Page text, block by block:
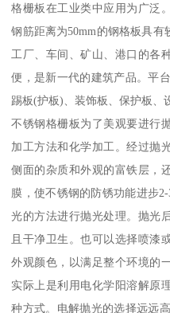
格栅板在工业类中应用为广泛
钢筋距离为50mm的钢格板具
工厂、车间、矿山、港口的各
便，是新一代的建筑产品。平
踢板(护板)、装饰板、保护板、
不锈钢格栅板为了美观要进行
加工方法和化学加工。经过抛
侧面的杂质和外观的富铁层，
膜，使不锈钢的防锈功能进步
光的方法进行抛光处理。抛光
且干净卫生。也可以选择喷漆
外观颜色，以满足整个环境的
实际上是利用电化学阳溶解原
种方式。电解抛光的选择远远